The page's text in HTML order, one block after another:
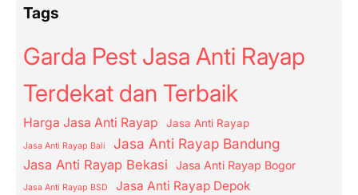
Tags
Garda Pest Jasa Anti Rayap
Terdekat dan Terbaik
Harga Jasa Anti Rayap Jasa Anti Rayap
Jasa Anti Rayap Bali Jasa Anti Rayap Bandung
Jasa Anti Rayap Bekasi Jasa Anti Rayap Bogor
Jasa Anti Rayap BSD Jasa Anti Rayap Depok